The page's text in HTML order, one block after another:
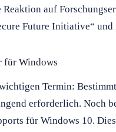
auf
Future Initiative“
für Windows
Termin:
erforderlich. Noch
für Windows 10.